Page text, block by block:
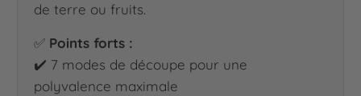
de terre ou fruits.
✅ Points forts :
✔️ 7 modes de découpe pour une
polyvalence maximale